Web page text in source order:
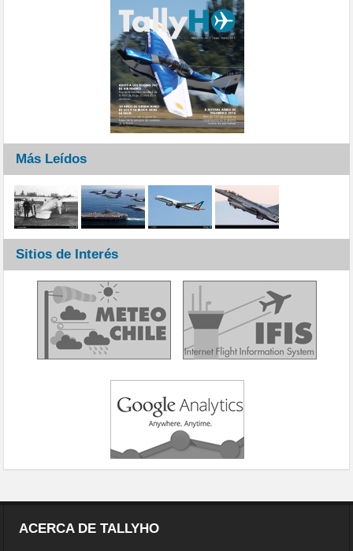
Más Leídos
Sitios de Interés
ACERCA DE TALLYHO